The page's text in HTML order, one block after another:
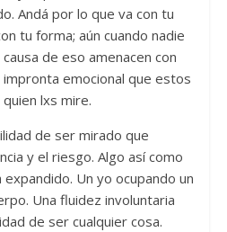
Andá por lo que va con tu
tu forma; aún cuando nadie
de eso amenacen con
emocional que estos
lxs mire.
de ser mirado que
y el riesgo. Algo así como
Un yo ocupando un
Una fluidez involuntaria
de ser cualquier cosa.